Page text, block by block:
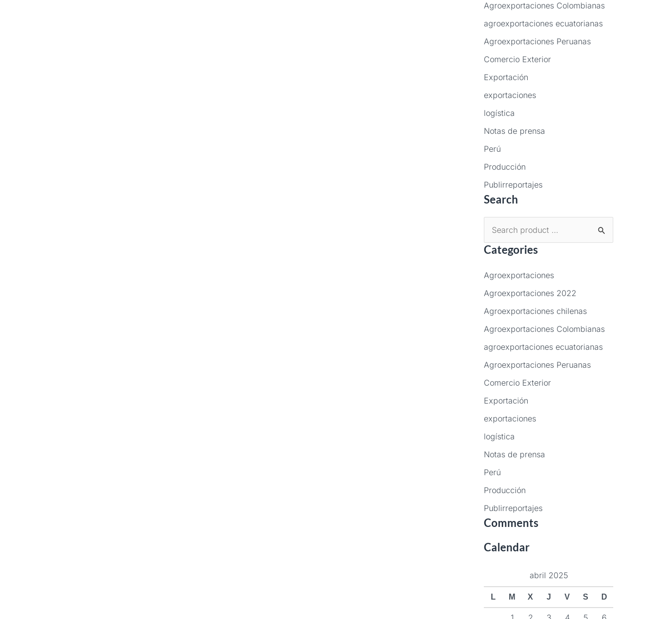
Agroexportaciones Colombianas
agroexportaciones ecuatorianas
Agroexportaciones Peruanas
Comercio Exterior
Exportación
exportaciones
logística
Notas de prensa
Perú
Producción
Publirreportajes
Search
u
c
a
r
p
o
r
Categories
Agroexportaciones
Agroexportaciones 2022
Agroexportaciones chilenas
Agroexportaciones Colombianas
agroexportaciones ecuatorianas
Agroexportaciones Peruanas
Comercio Exterior
Exportación
exportaciones
logística
Notas de prensa
Perú
Producción
Publirreportajes
Comments
Calendar
abril 2025
L M X J V S D